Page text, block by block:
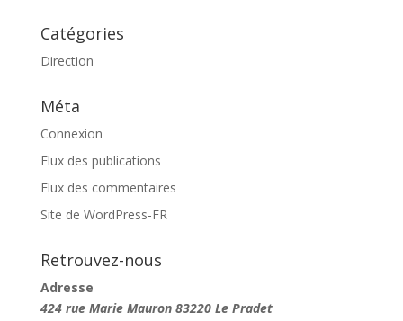
Catégories
Direction
Méta
Connexion
Flux des publications
Flux des commentaires
Site de WordPress-FR
Retrouvez-nous
Adresse
424 rue Marie Mauron 83220 Le Pradet